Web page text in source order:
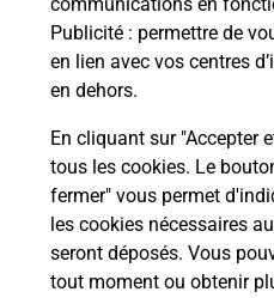
Publicité : permettre de
en lien avec vos centres
en dehors.
En cliquant sur "Accepter
tous les cookies. Le
fermer" vous permet
les cookies nécessaires
seront déposés. Vous
tout moment ou obtenir
Comment est
téléassistance
Localiser Liste
Liste -
Manche - téléassistance